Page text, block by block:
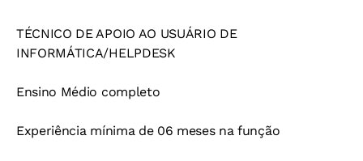
TÉCNICO DE APOIO AO USUÁRIO DE
INFORMÁTICA/HELPDESK
Ensino Médio completo
Experiência mínima de 06 meses na função